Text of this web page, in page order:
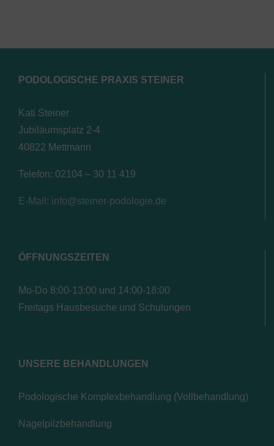
PODOLOGISCHE PRAXIS STEINER
Kati Steiner
Jubiläumsplatz 2-4
40822 Mettmann
Telefon: 02104 – 30 11 419
E-Mail: info@steiner-podologie.de
ÖFFNUNGSZEITEN
Mo-Do 8:00-13:00 und 14:00-18:00
Freitags Hausbesuche und Schulungen
UNSERE BEHANDLUNGEN
Podologische Komplexbehandlung (Vollbehandlung)
Nagelpilzbehandlung